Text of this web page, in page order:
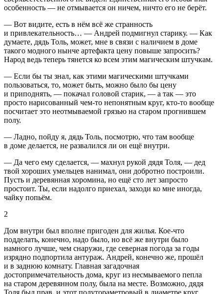
особенность — не отмывается он ничем, ничто его не берёт.
— Вот видите, есть в нём всё же странность
и привлекательность… — Андрей подмигнул старику. — Как
думаете, дядь Толь, может, мне в связи с наличием в доме
такого модного нынче артефакта цену повыше запросить?
Народ ведь теперь тянется ко всем этим магическим штучкам.
— Если бы ты знал, как этими магическими штучками
пользоваться, то, может быть, можно было бы цену
и приподнять, — покачал головой старик, — а так — это
просто нарисованный чем-то непонятным круг, кто-то вообще
посчитает это неотмываемой грязью на старом прогнившем
полу.
— Ладно, пойду я, дядь Толь, посмотрю, что там вообще
в доме делается, не развалился ли он ещё внутри.
— Да чего ему сделается, — махнул рукой дядя Толя, — дед
твой хороших умельцев нанимал, они добротно построили.
Пусть и деревянная хоромина, но ещё сто лет запросто
простоит. Ты, если надолго приехал, заходи ко мне иногда,
чайку попьём.
2
Дом внутри был вполне пригоден для жилья. Кое-что
подделать, конечно, надо было, но всё же внутри было
намного лучше, чем снаружи, где северная погода за годы
изрядно подпортила антураж. Андрей, конечно же, прошёл
и в заднюю комнату. Главная загадочная
достопримечательность дома, круг из несмываемого пепла
на старом деревянном полу, была на месте. Возможно, дядя